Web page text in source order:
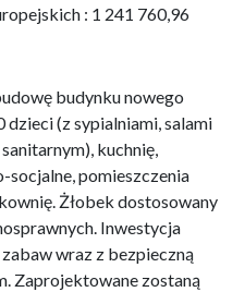
: 1 241 760,96
budynku nowego
dzieci (z sypialniami, salami
kuchnię,
socjalne, pomieszczenia
Żłobek dostosowany
Inwestycja
wraz z bezpieczną
Zaprojektowane zostaną